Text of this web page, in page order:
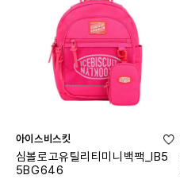
아이스비스킷
심볼로고유틸리티미니백팩_IB5
5BG646